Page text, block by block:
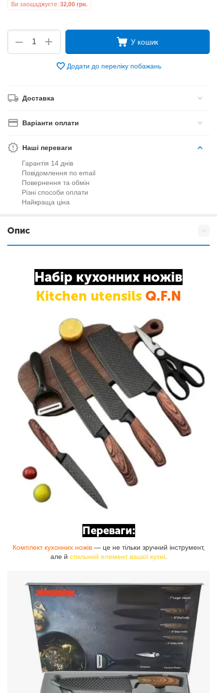
Ви заощаджуєте: 32,00 грн.
+
− У кошик
Додати до переліку побажань
Доставка
Варіанти оплати
Наші переваги
Гарантія 14 днів
Повідомлення по email
Повернення та обмін
Різні способи оплати
Найкраща ціна
Опис
Набір кухонних ножів
Kitchen utensils Q.F.N
Переваги:
Комплект кухонних ножів— це не тільки зручний інструмент,
але й стильний елемент вашої кухні.